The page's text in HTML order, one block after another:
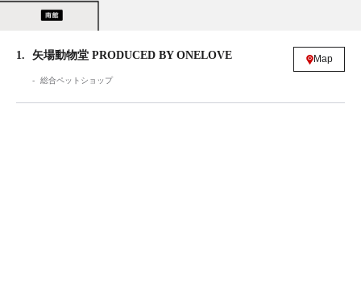
1 矢場動物堂 PRODUCED BY ONELOVE
総合ペットショップ
Map